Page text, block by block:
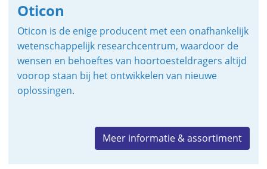
Oticon
Oticon is de enige producent met een onafhankelijk
wetenschappelijk researchcentrum, waardoor de
wensen en behoeftes van hoortoesteldragers altijd
voorop staan bij het ontwikkelen van nieuwe
oplossingen.
Meer informatie & assortiment